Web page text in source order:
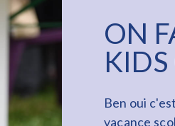
ON
Ben oui
vacance